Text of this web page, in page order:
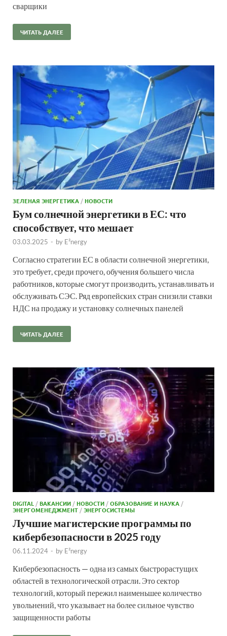
сварщики
ЧИТАТЬ ДАЛЕЕ
ЗЕЛЕНАЯ ЭНЕРГЕТИКА/НОВОСТИ
Бум солнечной энергетики в ЕС: что
способствует, что мешает
03.03.2025 - by E²nergy
Согласно стратегии ЕС в области солнечной энергетики,
это требует, среди прочего, обучения большего числа
работников, которые смогут производить, устанавливать и
обслуживать СЭС. Ряд европейских стран снизили ставки
НДС на продажу и установку солнечных панелей
ЧИТАТЬ ДАЛЕЕ
DIGITAL/ВАКАНСИИ/НОВОСТИ/ОБРАЗОВАНИЕ И НАУКА/
ЭНЕРГОМЕНЕДЖМЕНТ/ЭНЕРГОСИСТЕМЫ
Лучшие магистерские программы по
кибербезопасности в 2025 году
06.11.2024 - by E²nergy
Кибербезопасность — одна из самых быстрорастущих
областей в технологической отрасли. Это сектор
технологий, который пережил наименьшее количество
увольнений, что указывает на более сильное чувство
защищенности работы